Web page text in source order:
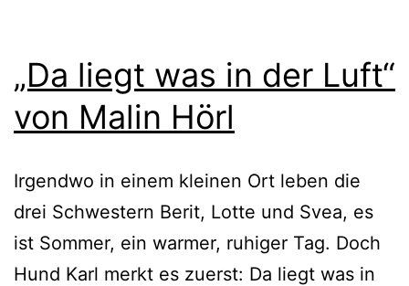
„Da liegt was in der Luft“
von Malin Hörl
Irgendwo in einem klei­nen Ort leben die
drei Schwestern Berit, Lotte und Svea, es
ist Sommer, ein war­mer, ruhi­ger Tag. Doch
Hund Karl merkt es zuerst: Da liegt was in